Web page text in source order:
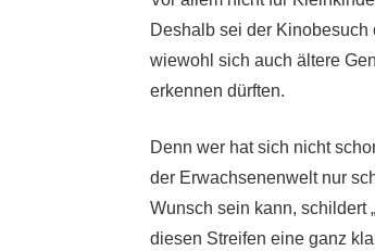
Deshalb sei der
wiewohl sich auch ältere
erkennen dürften.
Denn wer hat sich nicht
der Erwachsenenwelt nur
Wunsch sein kann, schildert
diesen Streifen eine ganz